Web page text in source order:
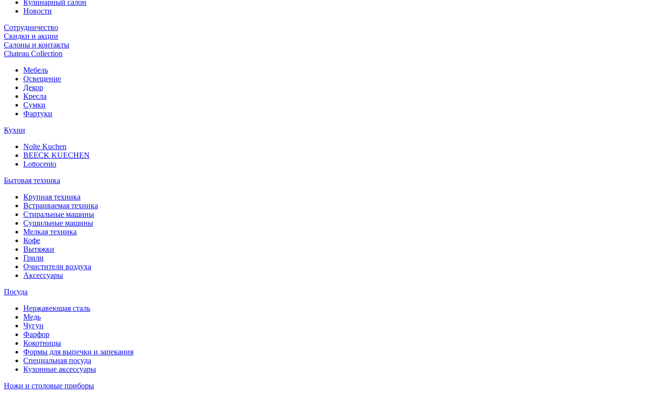
Кулинарный салон
Новости
Сотрудничество
Скидки и акции
Салоны и контакты
Chateau Collection
Мебель
Освещение
Декор
Кресла
Сумки
Фартуки
Кухни
Nolte Kuchen
BEECK KUECHEN
Lottocento
Бытовая техника
Крупная техника
Встраиваемая техника
Стиральные машины
Сушильные машины
Мелкая техника
Кофе
Вытяжки
Грили
Очистители воздуха
Аксессуары
Посуда
Нержавеющая сталь
Медь
Чугун
Фарфор
Кокотницы
Формы для выпечки и запекания
Специальная посуда
Кухонные аксессуары
Ножи и столовые приборы